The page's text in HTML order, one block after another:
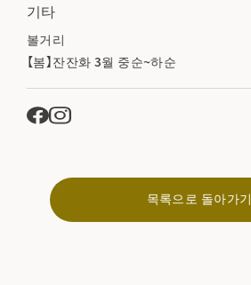
기타
볼거리
【봄】잔잔화 3월 중순~하순
목록으로 돌아가기